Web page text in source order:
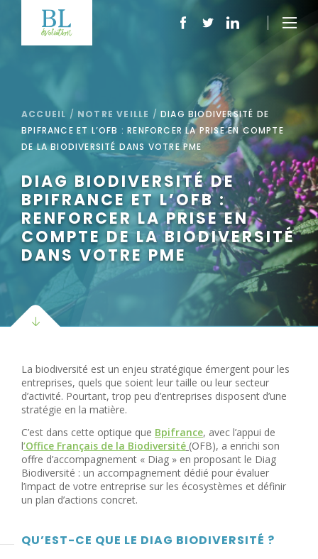
ACCUEIL / NOTRE VEILLE /DIAG BIODIVERSITÉ DE
BPIFRANCE ET L’OFB : RENFORCER LA PRISE EN COMPTE
DE LA BIODIVERSITÉ DANS VOTRE PME
DIAG BIODIVERSITÉ DE
BPIFRANCE ET L’OFB :
RENFORCER LA PRISE EN
COMPTE DE LA BIODIVERSITÉ
DANS VOTRE PME
La biodiversité est un enjeu stratégique émergent pour les
entreprises, quels que soient leur taille ou leur secteur
d’activité. Pourtant, trop peu d’entreprises disposent d’une
stratégie en la matière.
C’est dans cette optique que Bpifrance, avec l’appui de
l’Office Français de la Biodiversité (OFB), a enrichi son
offre d’accompagnement « Diag » en proposant le Diag
Biodiversité : un accompagnement dédié pour évaluer
l’impact de votre entreprise sur les écosystèmes et définir
un plan d’actions concret.
QU’EST-CE QUE LE DIAG BIODIVERSITÉ ?